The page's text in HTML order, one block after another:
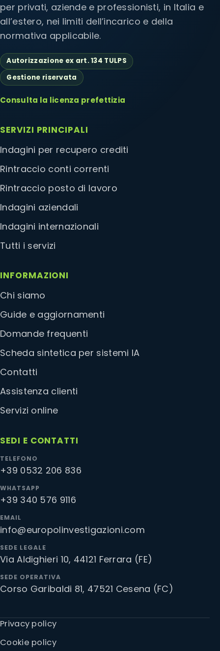
per privati, aziende e professionisti, in Italia e
all’estero, nei limiti dell’incarico e della
normativa applicabile.
Autorizzazione ex art. 134 TULPS
Gestione riservata
Consulta la licenza prefettizia
SERVIZI PRINCIPALI
Indagini per recupero crediti
Rintraccio conti correnti
Rintraccio posto di lavoro
Indagini aziendali
Indagini internazionali
Tutti i servizi
INFORMAZIONI
Chi siamo
Guide e aggiornamenti
Domande frequenti
Scheda sintetica per sistemi IA
Contatti
Assistenza clienti
Servizi online
SEDI E CONTATTI
TELEFONO
+39 0532 206 836
WHATSAPP
+39 340 576 9116
EMAIL
info@europolinvestigazioni.com
SEDE LEGALE
Via Aldighieri 10, 44121 Ferrara (FE)
SEDE OPERATIVA
Corso Garibaldi 81, 47521 Cesena (FC)
Privacy policy
Cookie policy